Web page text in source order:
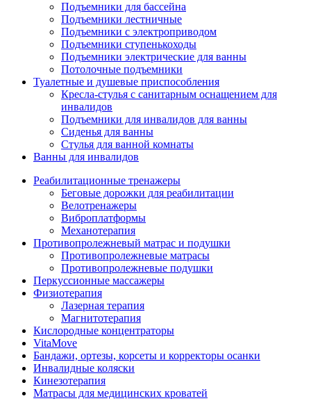
Подъемники для бассейна
Подъемники лестничные
Подъемники с электроприводом
Подъемники ступенькоходы
Подъемники электрические для ванны
Потолочные подъемники
Туалетные и душевые приспособления
Кресла-стулья с санитарным оснащением для
инвалидов
Подъемники для инвалидов для ванны
Сиденья для ванны
Стулья для ванной комнаты
Ванны для инвалидов
Реабилитационные тренажеры
Беговые дорожки для реабилитации
Велотренажеры
Виброплатформы
Механотерапия
Противопролежневый матрас и подушки
Противопролежневые матрасы
Противопролежневые подушки
Перкуссионные массажеры
Физиотерапия
Лазерная терапия
Магнитотерапия
Кислородные концентраторы
VitaMove
Бандажи, ортезы, корсеты и корректоры осанки
Инвалидные коляски
Кинезотерапия
Матрасы для медицинских кроватей